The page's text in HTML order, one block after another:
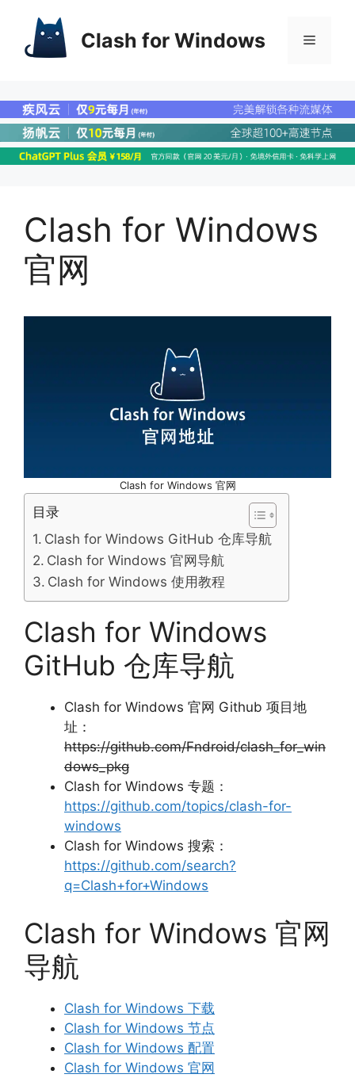
Clash for Windows
Clash for Windows
官网
Clash for Windows 官网
目录
Clash for Windows GitHub 仓库导航
Clash for Windows 官网导航
Clash for Windows 使用教程
Clash for Windows
GitHub 仓库导航
Clash for Windows 官网 Github 项目地
址：
https://github.com/Fndroid/clash_for_win
dows_pkg
Clash for Windows 专题：
https://github.com/topics/clash-for-
windows
Clash for Windows 搜索：
https://github.com/search?
q=Clash+for+Windows
Clash for Windows 官网
导航
Clash for Windows 下载
Clash for Windows 节点
Clash for Windows 配置
Clash for Windows 官网